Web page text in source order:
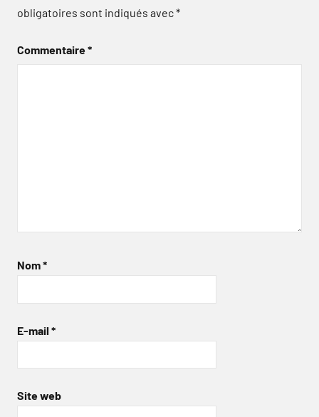
obligatoires sont indiqués avec*
Commentaire*
Nom*
E-mail *
Site web